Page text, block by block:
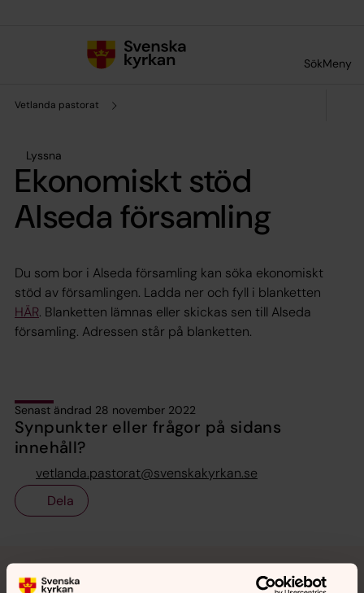
SökMeny
Vetlanda pastorat
Lyssna
Ekonomiskt stöd
Alseda församling
Du som bor i Alseda församling kan söka ekonomiskt
stöd av församlingen. Ladda ner och fyll i blanketten
HÄR. Blanketten lämnas eller skickas sen till Alseda
församling. Adressen står på blanketten.
Senast ändrad 28 november 2022
Synpunkter eller frågor på sidans
innehåll?
vetlanda.pastorat@svenskakyrkan.se
Dela